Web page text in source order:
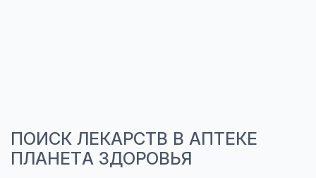
ПОИСК ЛЕКАРСТВ В АПТЕКЕ
ПЛАНЕТА ЗДОРОВЬЯ